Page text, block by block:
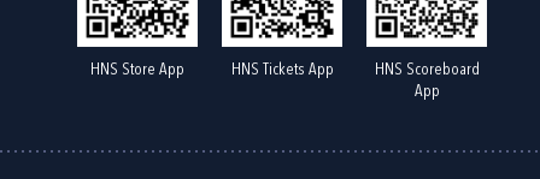
HNS Store App HNS Tickets App
HNS Scoreboard
App